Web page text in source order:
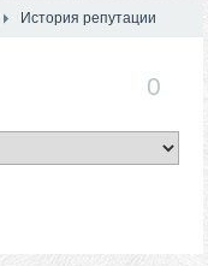
История репутации
0